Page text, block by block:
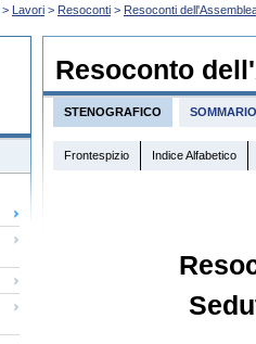
> Lavori > Resoconti > Resoconti
Resoconto
STENOGRAFICO SOMMARIO
Frontespizio Indice Alfabetico